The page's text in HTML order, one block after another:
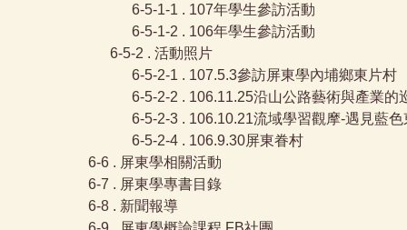
6-5-1-1 . 107年學生參訪活動
6-5-1-2 . 106年學生參訪活動
6-5-2 . 活動照片
6-5-2-1 . 107.5.3參訪屏東學內埔鄉東片村
6-5-2-2 . 106.11.25沿山公路藝術與產業的
6-5-2-3 . 106.10.21流域學習觀摩-遇見藍色
6-5-2-4 . 106.9.30屏東眷村
6-6 . 屏東學相關活動
6-7 . 屏東學專書目錄
6-8 . 新聞報導